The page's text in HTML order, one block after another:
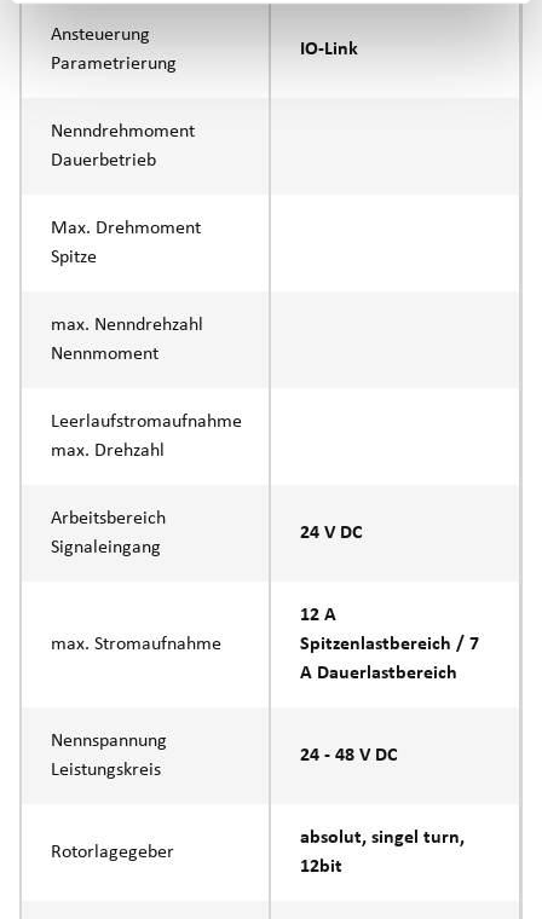
Ansteuerung
Parametrierung
IO-Link
Nenndrehmoment
Dauerbetrieb
Max. Drehmoment
Spitze
max. Nenndrehzahl
Nennmoment
Leerlaufstromaufnahme
max. Drehzahl
Arbeitsbereich
Signaleingang
24 V DC
max. Stromaufnahme
12 A
Spitzenlastbereich / 7
A Dauerlastbereich
Nennspannung
Leistungskreis
24 - 48 V DC
Rotorlagegeber
absolut, singel turn,
12bit